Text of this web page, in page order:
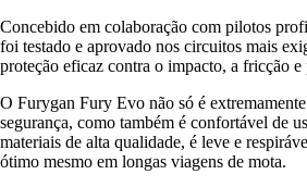
Concebido em colaboração com pilotos
foi testado e aprovado nos circuitos mais
proteção eficaz contra o impacto, a fricção e
O Furygan Fury Evo não só é
segurança, como também é confortável de
materiais de alta qualidade, é leve e
ótimo mesmo em longas viagens de mota.